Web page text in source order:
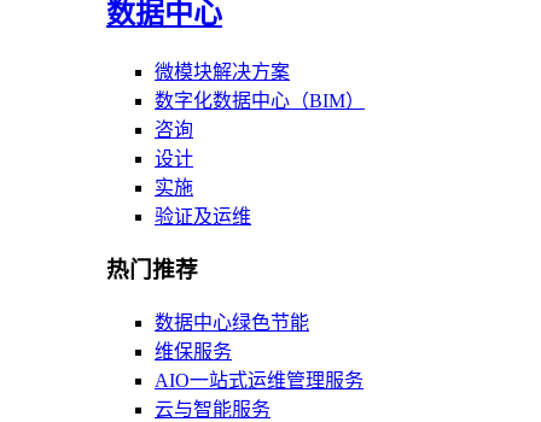
数据中心
微模块解决方案
数字化数据中心（BIM）
咨询
设计
实施
验证及运维
热门推荐
数据中心绿色节能
维保服务
AIO一站式运维管理服务
云与智能服务